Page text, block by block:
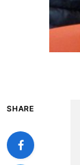
SHARE